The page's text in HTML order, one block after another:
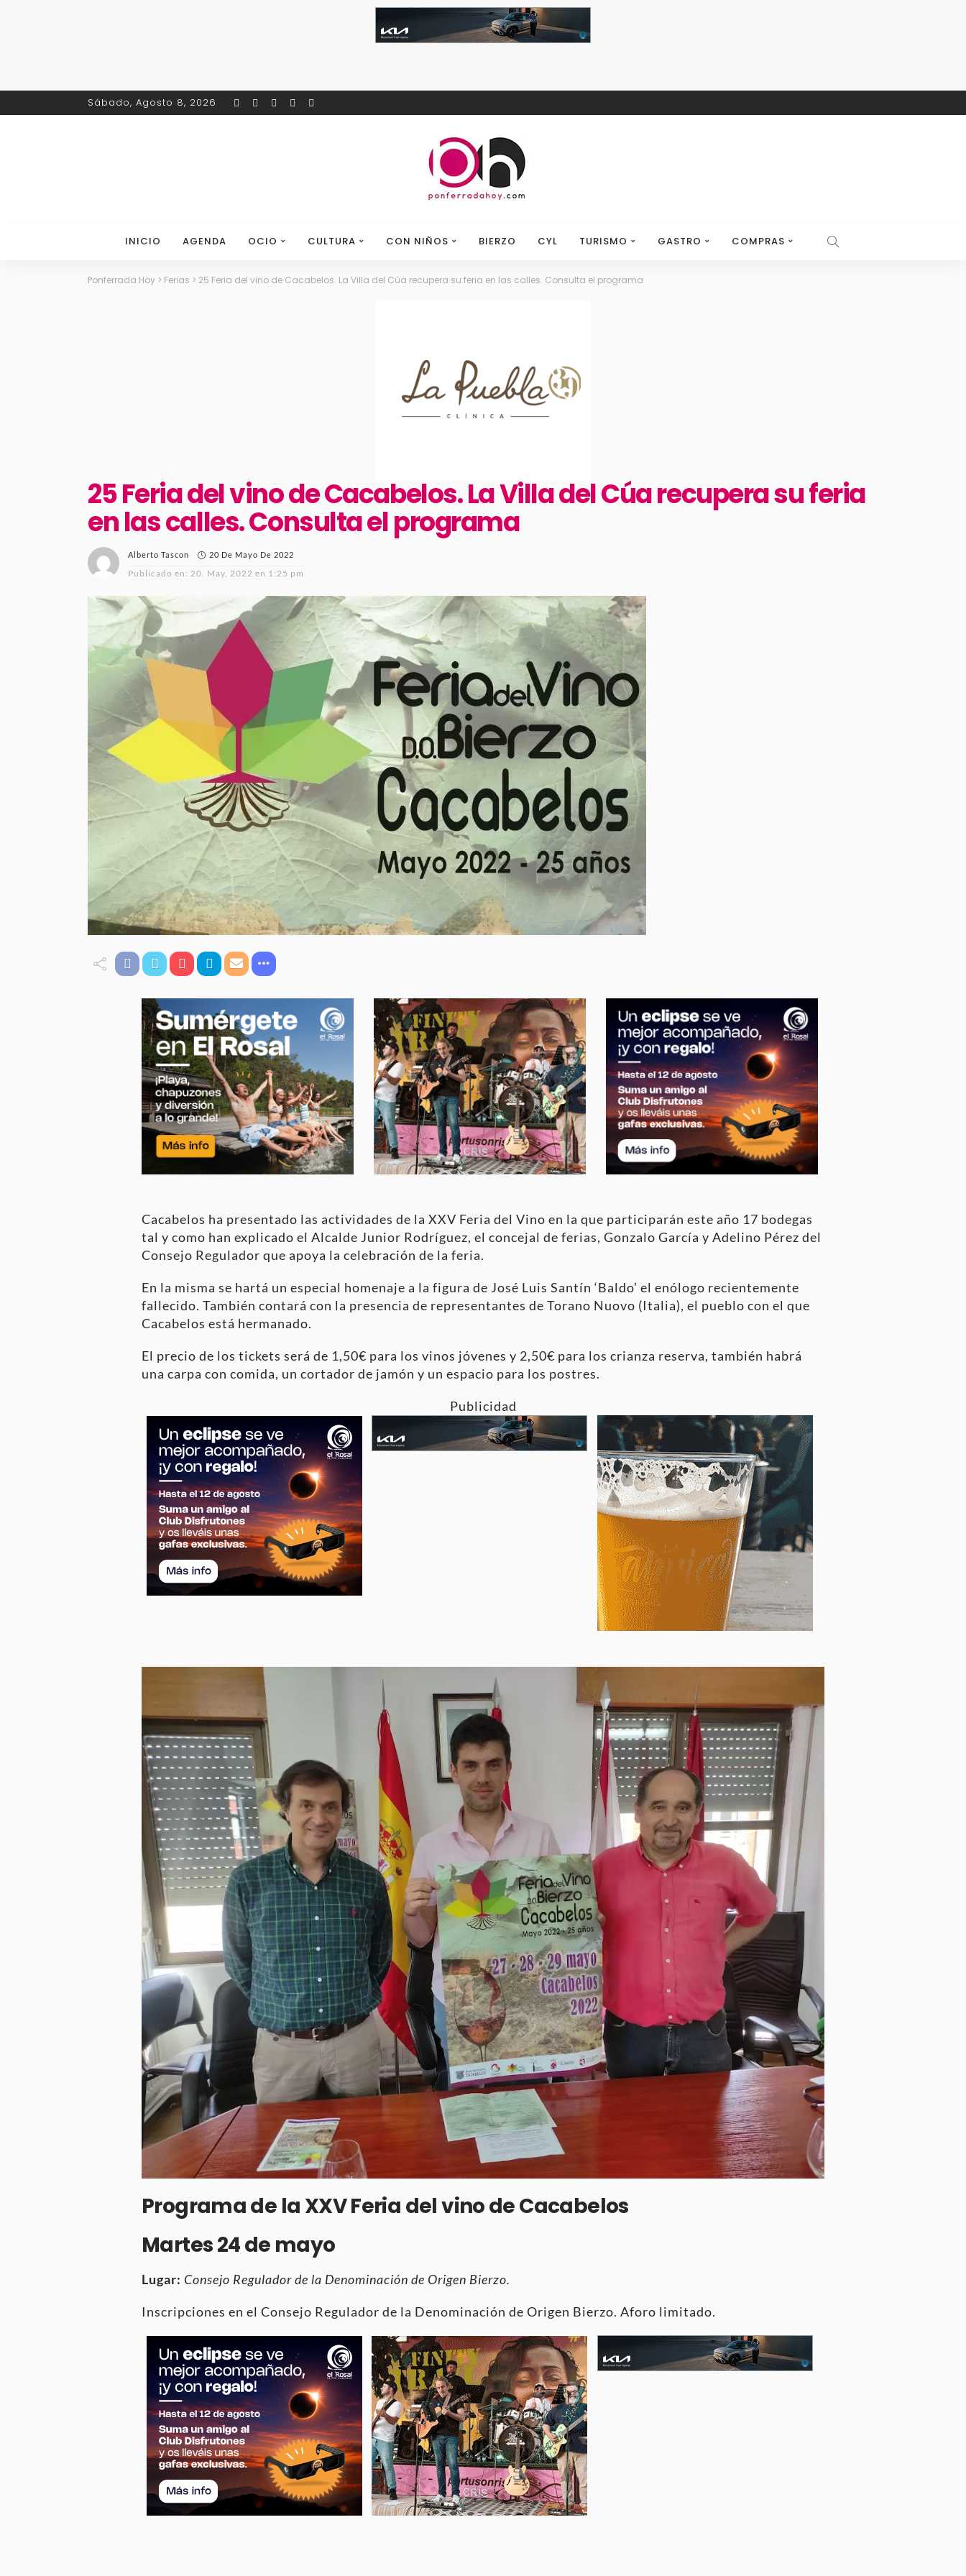
Sábado, Agosto 8, 2026
INICIO AGENDA OCIO CULTURA CON NIÑOS BIERZO CYL TURISMO GASTRO COMPRAS
Ponferrada Hoy > Ferias > 25 Feria del vino de Cacabelos. La Villa del Cúa recupera su feria en las calles. Consulta el programa
25 Feria del vino de Cacabelos. La Villa del Cúa recupera su feria
en las calles. Consulta el programa
Alberto Tascon 20 De Mayo De 2022
Publicado en: 20. May, 2022 en 1:25 pm
Cacabelos ha presentado las actividades de la XXV Feria del Vino en la que participarán este año 17 bodegas
tal y como han explicado el Alcalde Junior Rodríguez, el concejal de ferias, Gonzalo García y Adelino Pérez del
Consejo Regulador que apoya la celebración de la feria.
En la misma se hartá un especial homenaje a la figura de José Luis Santín ‘Baldo’ el enólogo recientemente
fallecido. También contará con la presencia de representantes de Torano Nuovo (Italia), el pueblo con el que
Cacabelos está hermanado.
El precio de los tickets será de 1,50€ para los vinos jóvenes y 2,50€ para los crianza reserva, también habrá
una carpa con comida, un cortador de jamón y un espacio para los postres.
Publicidad
Programa de la XXV Feria del vino de Cacabelos
Martes 24 de mayo
Lugar: Consejo Regulador de la Denominación de Origen Bierzo.
Inscripciones en el Consejo Regulador de la Denominación de Origen Bierzo. Aforo limitado.